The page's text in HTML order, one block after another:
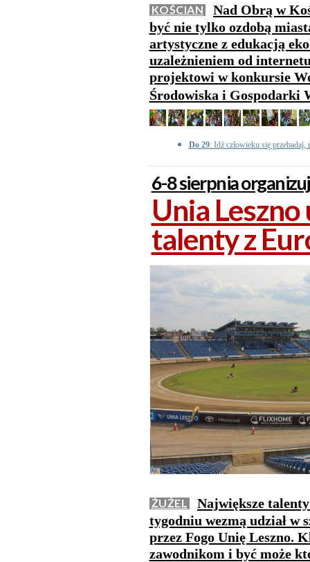
KOŚCIAN
Nad Obrą w
być nie tylko ozdobą
artystyczne z edukacją
uzależnieniem od
projektowi w konkursie
Środowiska i Gospodarki
Do 29: Idź człowieku się przebadaj,
6-8 sierpnia
Unia
talenty z
ŻUŻEL
Największe
tygodniu wezmą udział w
przez Fogo Unię Leszno.
zawodnikom i być może